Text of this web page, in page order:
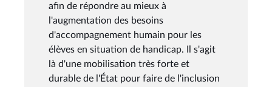
afin de répondre au mieux à
l'augmentation des besoins
d'accompagnement humain pour les
élèves en situation de handicap. Il s'agit
là d'une mobilisation très forte et
durable de l'État pour faire de l'inclusion